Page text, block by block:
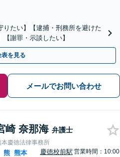
たい】【逮捕・刑務所を避けた
謝罪・示談したい】
表を見る
メールでお問い合わせ
崎 奈那海 弁護士
本慶徳法律事務所
熊 熊本
慶徳校前駅 営業時間：10:00